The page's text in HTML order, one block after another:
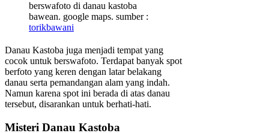
berswafoto di danau kastoba
bawean. google maps. sumber :
torikbawani
Danau Kastoba juga menjadi tempat yang
cocok untuk berswafoto. Terdapat banyak spot
berfoto yang keren dengan latar belakang
danau serta pemandangan alam yang indah.
Namun karena spot ini berada di atas danau
tersebut, disarankan untuk berhati-hati.
Misteri Danau Kastoba